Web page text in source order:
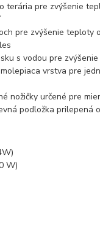
terária pre zvýšenie
pre zvýšenie teploty
s vodou pre
vrstva pre
nožičky určené pre
podložka prilepená
W)